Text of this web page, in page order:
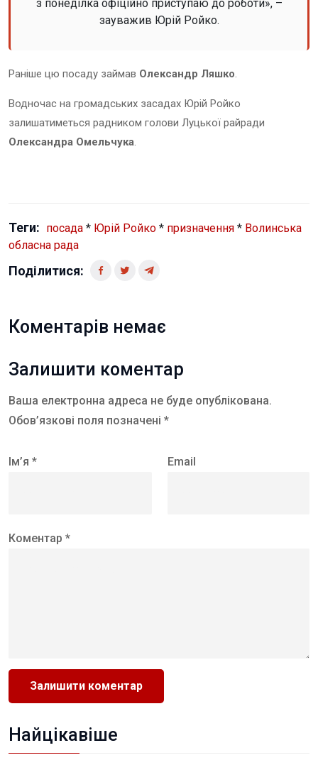
з понеділка офіційно приступаю до роботи», –
зауважив Юрій Ройко.
Раніше цю посаду займав Олександр Ляшко.
Водночас на громадських засадах Юрій Ройко
залишатиметься радником голови Луцької райради
Олександра Омельчука.
Теги: посада * Юрій Ройко * призначення * Волинська
обласна рада
Поділитися:
Коментарів немає
Залишити коментар
Ваша електронна адреса не буде опублікована.
Обов’язкові поля позначені *
Ім’я * Email
Коментар *
Найцікавіше